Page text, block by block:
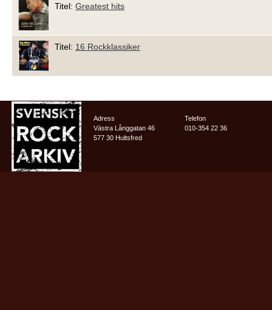
Titel: Greatest hits
Titel: 16 Rockklassiker
Adress
Västra Långgatan 46
577 30 Hultsfred
Telefon
010-354 22 36